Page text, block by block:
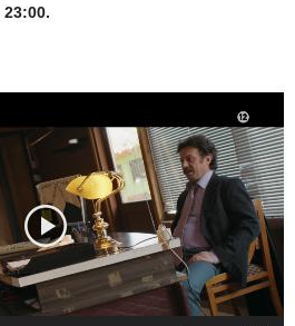
23:00.